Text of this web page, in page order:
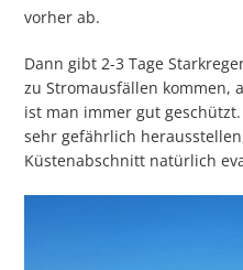
vorher ab.
Dann gibt 2-3 Tage
zu Stromausfällen kommen,
ist man immer gut
sehr gefährlich
Küstenabschnitt natürlich